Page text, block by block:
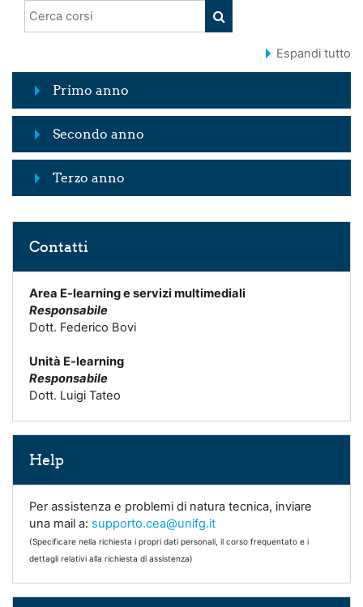
Cerca corsi
CERCA CORSI
Espandi tutto
Primo anno
Secondo anno
Terzo anno
Contatti
Area E-learning e servizi multimediali
Responsabile
Dott. Federico Bovi
Unità E-learning
Responsabile
Dott. Luigi Tateo
Help
Per assistenza e problemi di natura tecnica, inviare
una mail a: supporto.cea@unifg.it
(Specificare nella richiesta i propri dati personali, il corso frequentato e i
dettagli relativi alla richiesta di assistenza)